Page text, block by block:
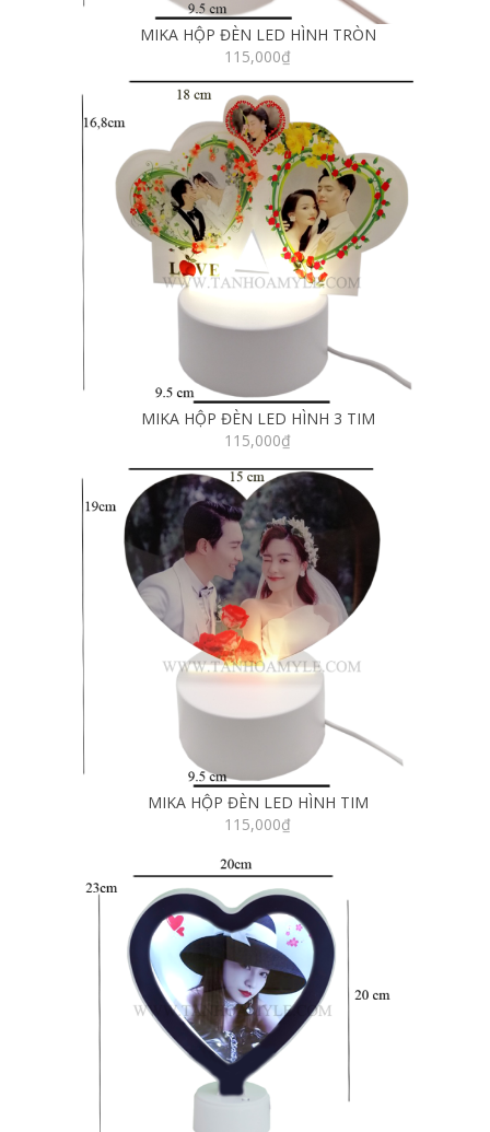
MIKA HỘP ĐÈN LED HÌNH TRÒN
115,000₫
MIKA HỘP ĐÈN LED HÌNH 3 TIM
115,000₫
MIKA HỘP ĐÈN LED HÌNH TIM
115,000₫